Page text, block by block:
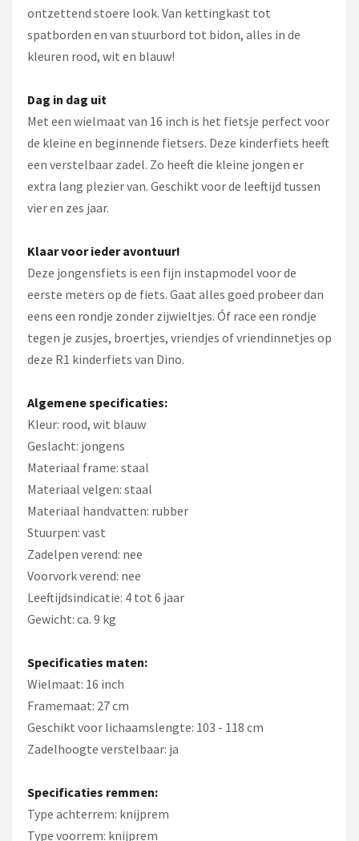
ontzettend stoere look. Van kettingkast tot
spatborden en van stuurbord tot bidon, alles in de
kleuren rood, wit en blauw!
Dag in dag uit
Met een wielmaat van 16 inch is het fietsje perfect voor
de kleine en beginnende fietsers. Deze kinderfiets heeft
een verstelbaar zadel. Zo heeft die kleine jongen er
extra lang plezier van. Geschikt voor de leeftijd tussen
vier en zes jaar.
Klaar voor ieder avontuur!
Deze jongensfiets is een fijn instapmodel voor de
eerste meters op de fiets. Gaat alles goed probeer dan
eens een rondje zonder zijwieltjes. Óf race een rondje
tegen je zusjes, broertjes, vriendjes of vriendinnetjes op
deze R1 kinderfiets van Dino.
Algemene specificaties:
Kleur: rood, wit blauw
Geslacht: jongens
Materiaal frame: staal
Materiaal velgen: staal
Materiaal handvatten: rubber
Stuurpen: vast
Zadelpen verend: nee
Voorvork verend: nee
Leeftijdsindicatie: 4 tot 6 jaar
Gewicht: ca. 9 kg
Specificaties maten:
Wielmaat: 16 inch
Framemaat: 27 cm
Geschikt voor lichaamslengte: 103 - 118 cm
Zadelhoogte verstelbaar: ja
Specificaties remmen:
Type achterrem: knijprem
Type voorrem: knijprem